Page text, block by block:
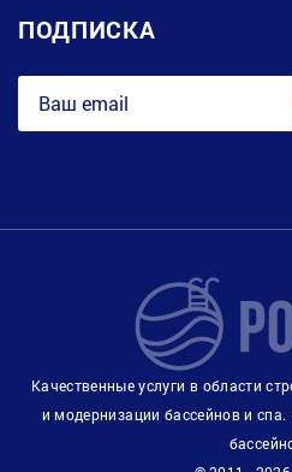
ПОДПИСКА
Качественные услуги в области
и модернизации бассейнов и